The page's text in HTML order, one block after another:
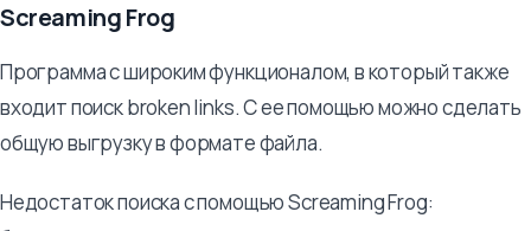
Screaming Frog
Программа с широким функционалом, в который также
входит поиск broken links. С ее помощью можно сделать
общую выгрузку в формате файла.
Недостаток поиска с помощью Screaming Frog: